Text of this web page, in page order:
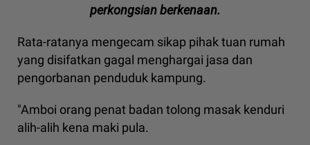
perkongsian berkenaan.
Rata-ratanya mengecam sikap pihak tuan rumah
yang disifatkan gagal menghargai jasa dan
pengorbanan penduduk kampung.
"Amboi orang penat badan tolong masak kenduri
alih-alih kena maki pula.